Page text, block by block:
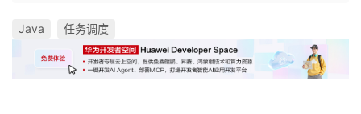
Java 任务调度